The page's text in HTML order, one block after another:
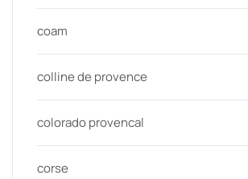
coam
colline de provence
colorado provencal
corse